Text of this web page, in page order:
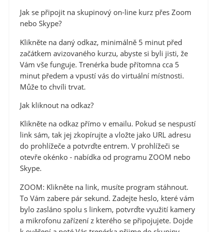
Jak se připojit na skupinový on-line kurz přes Zoom
nebo Skype?
Klikněte na daný odkaz, minimálně 5 minut před
začátkem avizovaného kurzu, abyste si byli jisti, že
Vám vše funguje. Trenérka bude přítomna cca 5
minut předem a vpustí vás do virtuální místnosti.
Může to chvíli trvat.
Jak kliknout na odkaz?
Klikněte na odkaz přímo v emailu. Pokud se nespustí
link sám, tak jej zkopírujte a vložte jako URL adresu
do prohlížeče a potvrďte entrem. V prohlížeči se
otevře okénko - nabídka od programu ZOOM nebo
Skype.
ZOOM: Klikněte na link, musíte program stáhnout.
To Vám zabere pár sekund. Zadejte heslo, které vám
bylo zasláno spolu s linkem, potvrďte využití kamery
a mikrofonu zařízení z kterého se připojujete. Dojde